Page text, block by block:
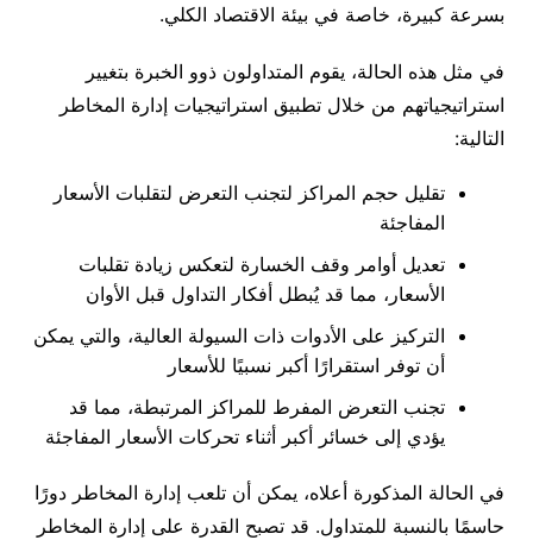
بسرعة كبيرة، خاصة في بيئة الاقتصاد الكلي.
في مثل هذه الحالة، يقوم المتداولون ذوو الخبرة بتغيير
استراتيجياتهم من خلال تطبيق استراتيجيات إدارة المخاطر
التالية:
تقليل حجم المراكز لتجنب التعرض لتقلبات الأسعار
المفاجئة
تعديل أوامر وقف الخسارة لتعكس زيادة تقلبات
الأسعار، مما قد يُبطل أفكار التداول قبل الأوان
التركيز على الأدوات ذات السيولة العالية، والتي يمكن
أن توفر استقرارًا أكبر نسبيًا للأسعار
تجنب التعرض المفرط للمراكز المرتبطة، مما قد
يؤدي إلى خسائر أكبر أثناء تحركات الأسعار المفاجئة
في الحالة المذكورة أعلاه، يمكن أن تلعب إدارة المخاطر دورًا
حاسمًا بالنسبة للمتداول. قد تصبح القدرة على إدارة المخاطر